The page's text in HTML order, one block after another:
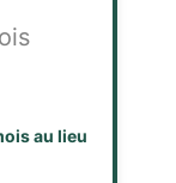
au lieu